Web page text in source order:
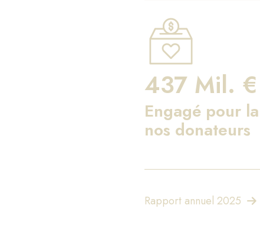
437 Mil. €
Engagé pour
nos donateurs
Rapport annuel 2025